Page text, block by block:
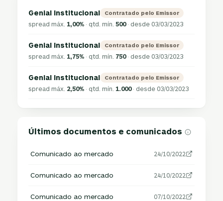
Genial Institucional Contratado pelo Emissor
spread máx.1,00% · qtd. mín.500· desde 03/03/2023
Genial Institucional Contratado pelo Emissor
spread máx.1,75% · qtd. mín. 750· desde 03/03/2023
Genial Institucional Contratado pelo Emissor
spread máx. 2,50% · qtd. mín.1.000· desde 03/03/2023
Últimos documentos e comunicados
Comunicado ao mercado 24/10/2022
Comunicado ao mercado 24/10/2022
Comunicado ao mercado 07/10/2022